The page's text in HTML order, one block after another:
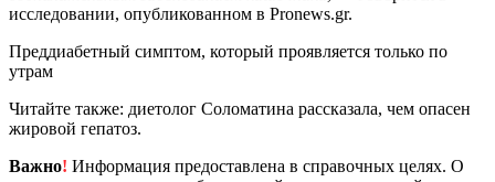
исследовании, опубликованном в Pronews.gr.
Преддиабетный симптом, который проявляется только по
утрам
Читайте также: диетолог Соломатина рассказала, чем опасен
жировой гепатоз.
Важно! Информация предоставлена в справочных целях. О